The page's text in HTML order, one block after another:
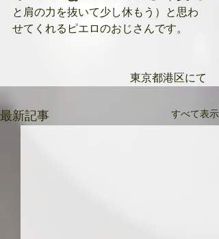
と肩の力を抜いて少し休もう）と思わ
せてくれるピエロのおじさんです。
東京都港区にて
最新記事 すべて表示